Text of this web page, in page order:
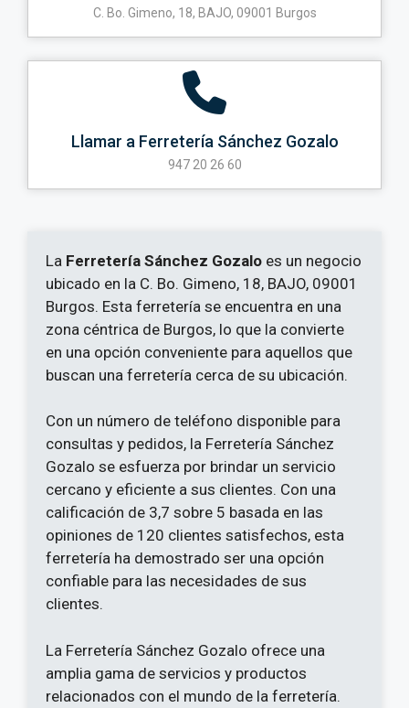
C. Bo. Gimeno, 18, BAJO, 09001 Burgos
Llamar a Ferretería Sánchez Gozalo
947 20 26 60
La Ferretería Sánchez Gozalo es un negocio
ubicado en la C. Bo. Gimeno, 18, BAJO, 09001
Burgos. Esta ferretería se encuentra en una
zona céntrica de Burgos, lo que la convierte
en una opción conveniente para aquellos que
buscan una ferretería cerca de su ubicación.
Con un número de teléfono disponible para
consultas y pedidos, la Ferretería Sánchez
Gozalo se esfuerza por brindar un servicio
cercano y eficiente a sus clientes. Con una
calificación de 3,7 sobre 5 basada en las
opiniones de 120 clientes satisfechos, esta
ferretería ha demostrado ser una opción
confiable para las necesidades de sus
clientes.
La Ferretería Sánchez Gozalo ofrece una
amplia gama de servicios y productos
relacionados con el mundo de la ferretería.